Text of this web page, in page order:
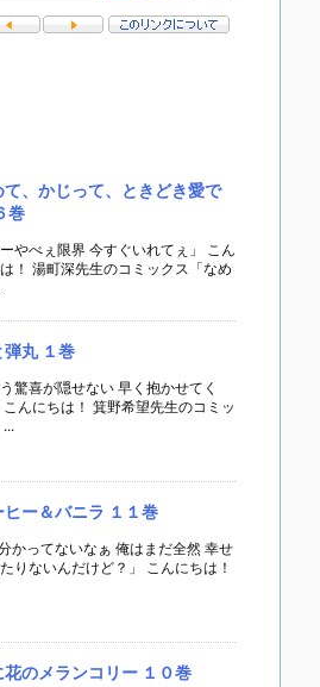
て、かじって、ときどき愛で
巻
ーやべぇ限界 今すぐいれてぇ」 こん
！ 湯町深先生のコミックス「なめ
弾丸 １巻
う驚喜が隠せない 早く抱かせてく
こんにちは！ 箕野希望先生のコミッ
...
ヒー＆バニラ １１巻
かってないなぁ 俺はまだ全然 幸せ
りないんだけど？」 こんにちは！
花のメランコリー １０巻